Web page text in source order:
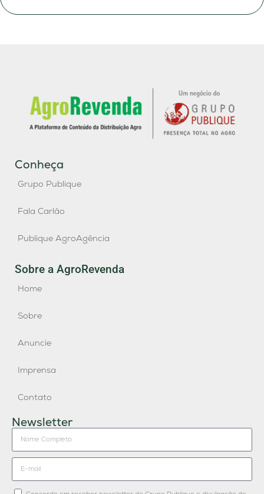
Conheça
Grupo Publique
Fala Carlão
Publique AgroAgência
Sobre a AgroRevenda
Home
Sobre
Anuncie
Imprensa
Contato
Newsletter